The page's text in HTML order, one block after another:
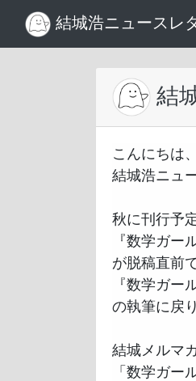
結城浩ニュースレ
結
こんにちは
結城浩ニュ
秋に刊行予
『数学ガー
が脱稿直前
『数学ガー
の執筆に戻
結城メルマ
「数学ガー